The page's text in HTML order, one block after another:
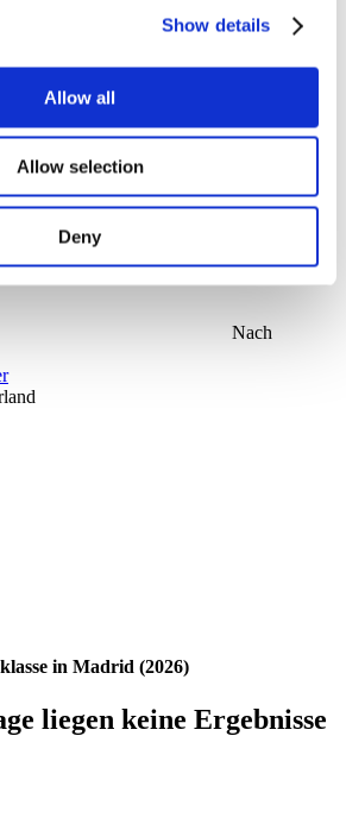
Show details
Allow all
Allow selection
Deny
Nach
in Madrid (2026)
liegen keine Ergebnisse